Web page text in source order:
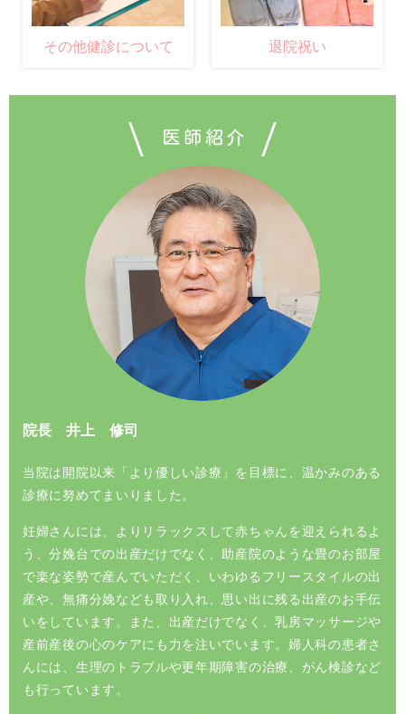
その他健診について 退院祝い
医師紹介
院長 井上 修司
当院は開院以来「より優しい診療」を目標に、温かみのある
診療に努めてまいりました。
妊婦さんには、よりリラックスして赤ちゃんを迎えられるよ
う、分娩台での出産だけでなく、助産院のような畳のお部屋
で楽な姿勢で産んでいただく、いわゆるフリースタイルの出
産や、無痛分娩なども取り入れ、思い出に残る出産のお手伝
いをしています。また、出産だけでなく、乳房マッサージや
産前産後の心のケアにも力を注いでいます。婦人科の患者さ
んには、生理のトラブルや更年期障害の治療、がん検診など
も行っています。